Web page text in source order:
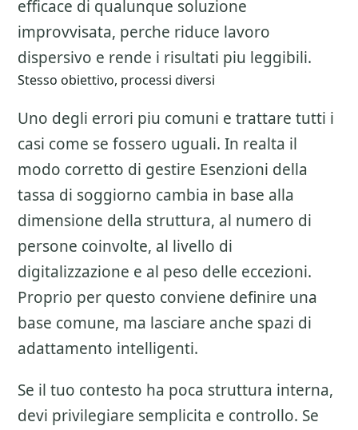
efficace di qualunque soluzione
improvvisata, perche riduce lavoro
dispersivo e rende i risultati piu leggibili.
Stesso obiettivo, processi diversi
Uno degli errori piu comuni e trattare tutti i
casi come se fossero uguali. In realta il
modo corretto di gestire Esenzioni della
tassa di soggiorno cambia in base alla
dimensione della struttura, al numero di
persone coinvolte, al livello di
digitalizzazione e al peso delle eccezioni.
Proprio per questo conviene definire una
base comune, ma lasciare anche spazi di
adattamento intelligenti.
Se il tuo contesto ha poca struttura interna,
devi privilegiare semplicita e controllo. Se